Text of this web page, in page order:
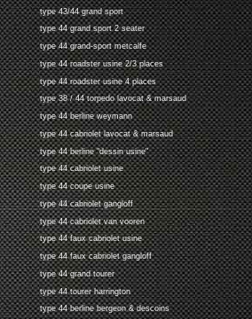
type 43/44 grand sport
type 44 grand sport 2 seater
type 44 grand-sport metcalfe
type 44 roadster usine 2/3 places
type 44 roadster usine 4 places
type 38 / 44 torpedo lavocat & marsaud
type 44 berline weymann
type 44 cabriolet lavocat & marsaud
type 44 berline "dessin usine"
type 44 cabriolet usine
type 44 coupe usine
type 44 cabriolet gangloff
type 44 cabriolet van vooren
type 44 faux cabriolet usine
type 44 faux cabriolet gangloff
type 44 grand tourer
type 44 tourer harrington
type 44 berline bergeon & descoins